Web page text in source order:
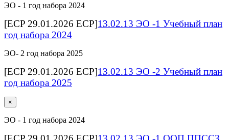
ЭО - 1 год набора 2024
[ECP 29.01.2026 ECP]13.02.13 ЭО -1 Учебный план
год набора 2024
ЭО- 2 год набора 2025
[ECP 29.01.2026 ECP]13.02.13 ЭО -2 Учебный план
год набора 2025
×
ЭО - 1 год набора 2024